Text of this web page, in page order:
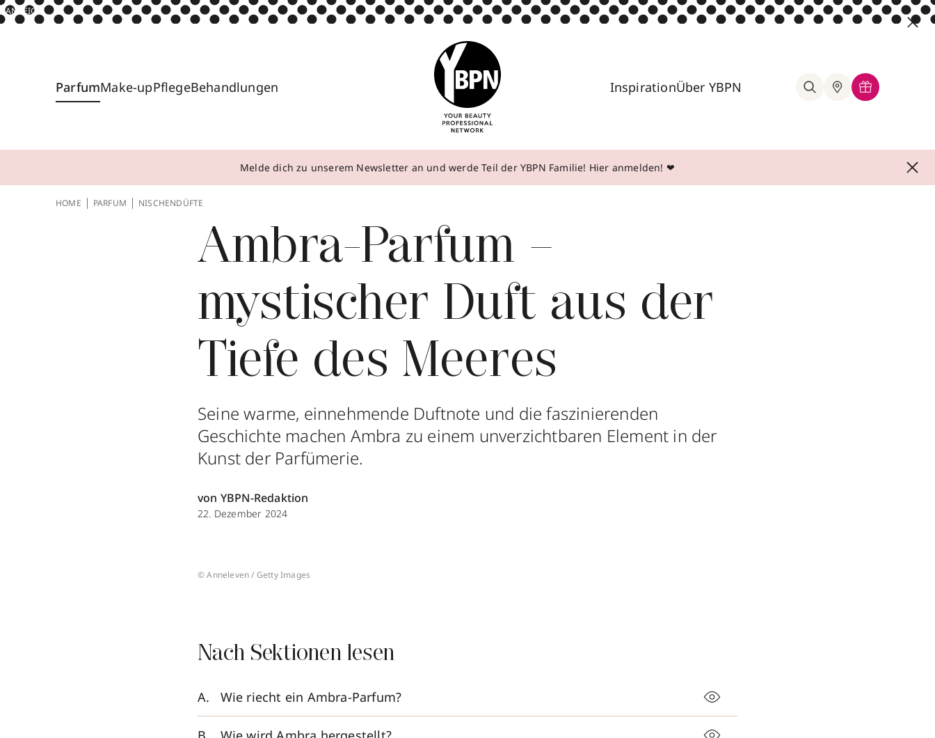
ANZEIGE
ParfumMake-upPflegeBehandlungen InspirationÜber YBPN
Melde dich zu unserem Newsletter an und werde Teil der YBPN Familie! Hier anmelden! ❤
HOME PARFUM NISCHENDÜFTE
Ambra-Parfum –
mystischer Duft aus der
Tiefe des Meeres
Seine warme, einnehmende Duftnote und die faszinierenden
Geschichte machen Ambra zu einem unverzichtbaren Element in der
Kunst der Parfümerie.
von YBPN-Redaktion
22. Dezember 2024
© Anneleven / Getty Images
Nach Sektionen lesen
Wie riecht ein Ambra-Parfum?